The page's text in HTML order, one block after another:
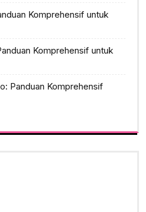
Komprehensif untuk
Komprehensif untuk
Panduan Komprehensif